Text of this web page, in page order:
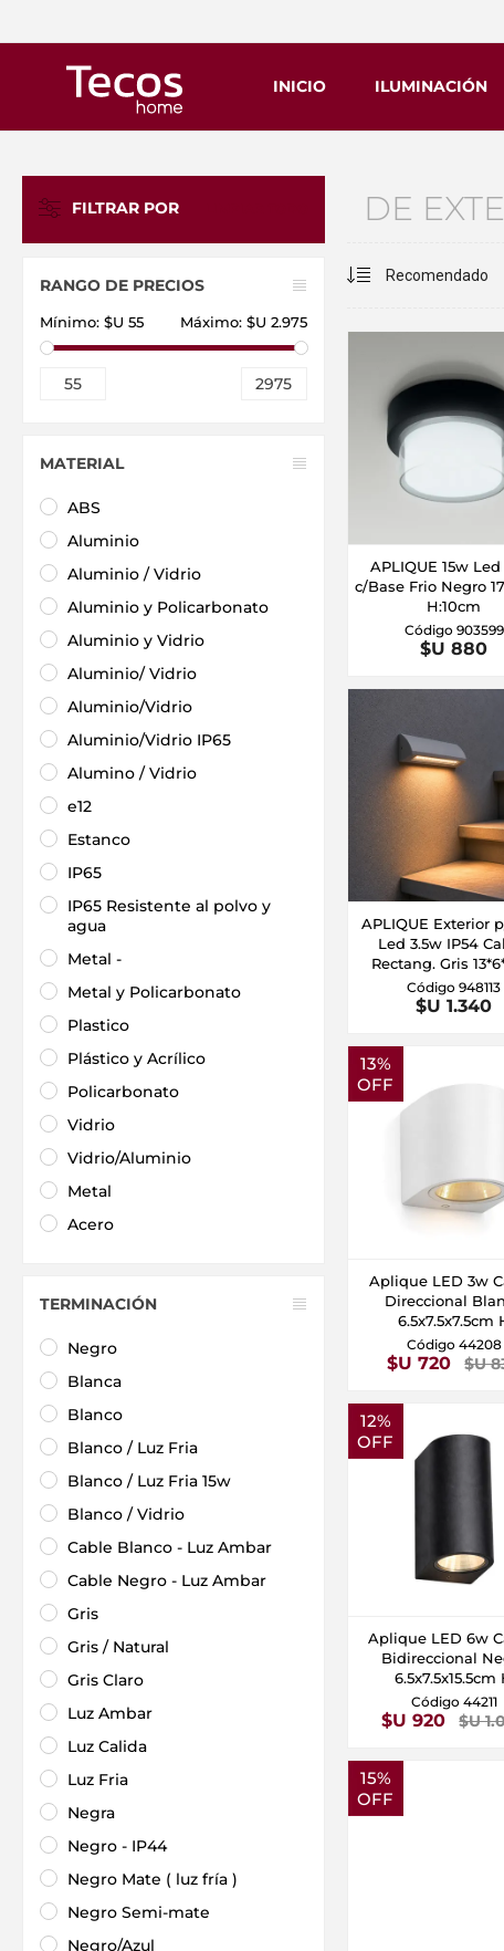
INICIO ILUMINACIÓN
DE
APLIQUE 15w Led
c/Base Frio Negro
H:10cm
Código 903599
$U 880
APLIQUE Exterior
Led 3.5w IP54
Rectang. Gris
Código 948113
$U 1.340
13%
OFF
Aplique LED 3w
Direccional
6.5x7.5x7.5cm
Código 44208
$U 720 $U
12%
OFF
Aplique LED 6w
Bidireccional
6.5x7.5x15.5cm
Código 44211
$U 920 $U
15%
OFF
FILTRAR POR
RANGO DE PRECIOS
Mínimo: $U 55 Máximo: $U 2.975
55 2975
MATERIAL
ABS
Aluminio
Aluminio / Vidrio
Aluminio y Policarbonato
Aluminio y Vidrio
Aluminio/ Vidrio
Aluminio/Vidrio
Aluminio/Vidrio IP65
Alumino / Vidrio
e12
Estanco
IP65
IP65 Resistente al polvo y
agua
Metal -
Metal y Policarbonato
Plastico
Plástico y Acrílico
Policarbonato
Vidrio
Vidrio/Aluminio
Metal
Acero
TERMINACIÓN
Negro
Blanca
Blanco
Blanco / Luz Fria
Blanco / Luz Fria 15w
Blanco / Vidrio
Cable Blanco - Luz Ambar
Cable Negro - Luz Ambar
Gris
Gris / Natural
Gris Claro
Luz Ambar
Luz Calida
Luz Fria
Negra
Negro - IP44
Negro Mate ( luz fría )
Negro Semi-mate
Negro/Azul